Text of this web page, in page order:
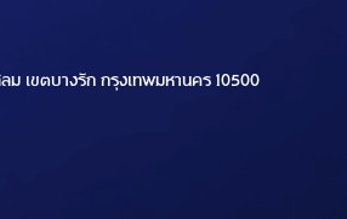
เขตบางรัก กรุงเทพมหานคร 10500